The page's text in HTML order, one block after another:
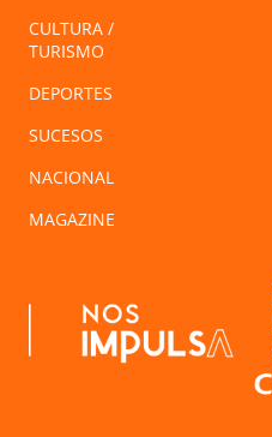
CULTURA /
TURISMO
DEPORTES
SUCESOS
NACIONAL
MAGAZINE